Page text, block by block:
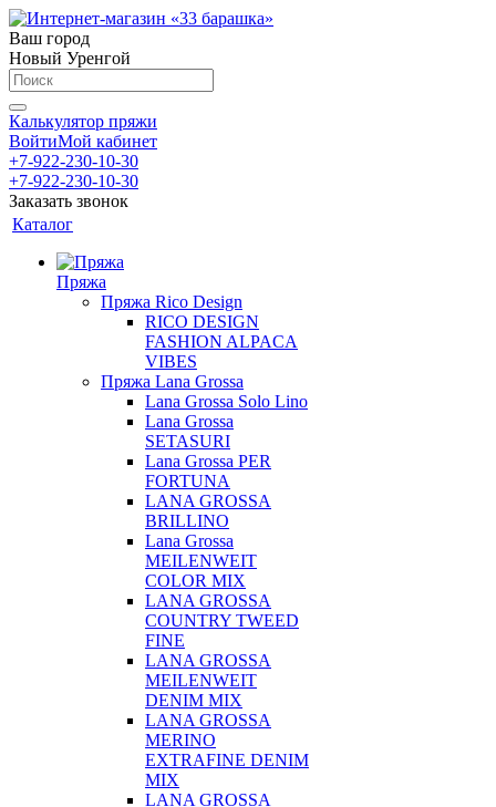
Ваш город
Новый Уренгой
Калькулятор пряжи
ВойтиМой кабинет
+7-922-230-10-30
+7-922-230-10-30
Заказать звонок
Каталог
Пряжа
Пряжа Rico Design
RICO DESIGN
FASHION ALPACA
VIBES
Пряжа Lana Grossa
Lana Grossa Solo Lino
Lana Grossa
SETASURI
Lana Grossa PER
FORTUNA
LANA GROSSA
BRILLINO
Lana Grossa
MEILENWEIT
COLOR MIX
LANA GROSSA
COUNTRY TWEED
FINE
LANA GROSSA
MEILENWEIT
DENIM MIX
LANA GROSSA
MERINO
EXTRAFINE DENIM
MIX
LANA GROSSA